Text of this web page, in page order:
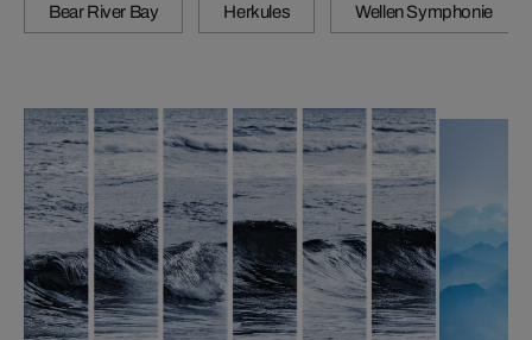
Bear River Bay Herkules Wellen Symphonie